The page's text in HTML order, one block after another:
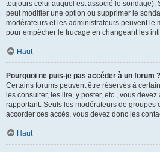
toujours celui auquel est associé le sondage).
peut modifier une option ou supprimer le
modérateurs et les administrateurs peuvent le
pour empêcher le trucage en changeant les
Haut
Pourquoi ne puis-je pas accéder à un forum ?
Certains forums peuvent être réservés à
les consulter, les lire, y poster, etc., vous devez
rapportant. Seuls les modérateurs de groupes
accorder ces accès, vous devez donc les
Haut